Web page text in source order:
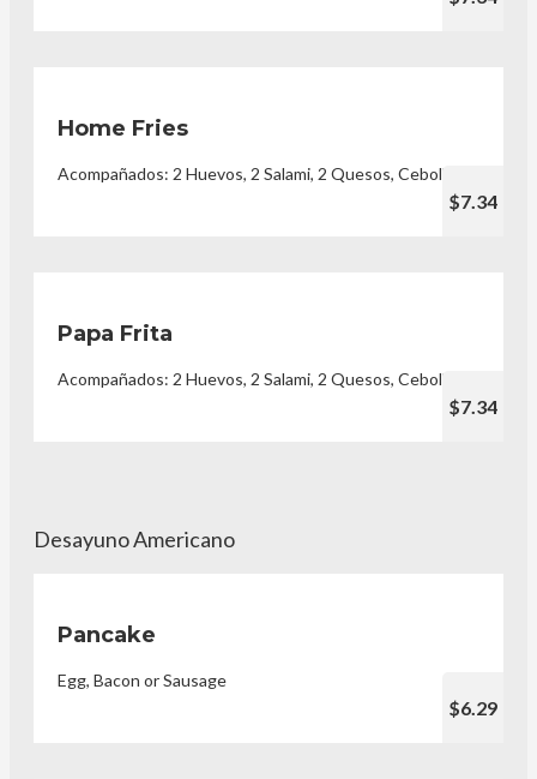
Home Fries
Acompañados: 2 Huevos, 2 Salami, 2 Quesos, Cebolla
$7.34
Papa Frita
Acompañados: 2 Huevos, 2 Salami, 2 Quesos, Cebolla
$7.34
Desayuno Americano
Pancake
Egg, Bacon or Sausage
$6.29